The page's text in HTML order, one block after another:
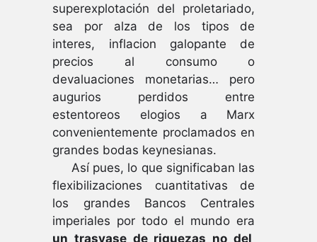
superexplotación del proletariado,
sea por alza de los tipos de
interes, inflacion galopante de
precios al consumo o
devaluaciones monetarias… pero
augurios perdidos entre
estentoreos elogios a Marx
convenientemente proclamados en
grandes bodas keynesianas.
Así pues, lo que significaban las
flexibilizaciones cuantitativas de
los grandes Bancos Centrales
imperiales por todo el mundo era
un trasvase de riquezas no del